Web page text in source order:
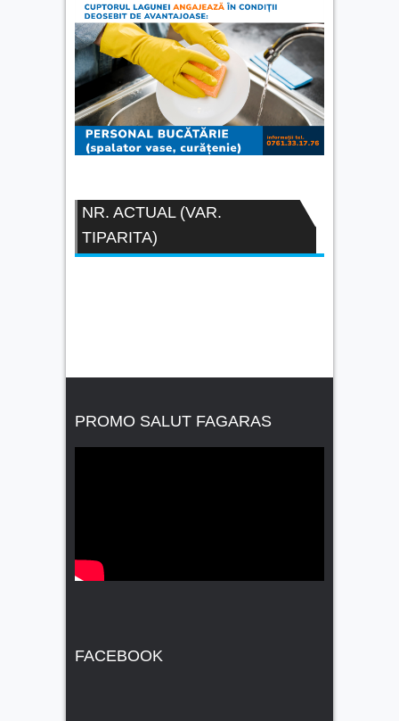
NR. ACTUAL (VAR.
TIPARITA)
PROMO SALUT FAGARAS
FACEBOOK